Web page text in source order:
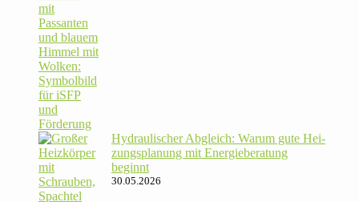
Hydrau­li­scher Abgleich: Warum gute Hei­
zungs­pla­nung mit Energie­beratung
beginnt
30.05.2026